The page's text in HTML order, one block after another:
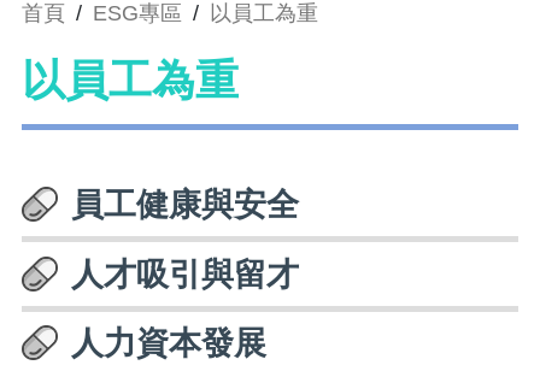
首頁 / ESG專區 / 以員工為重
以員工為重
員工健康與安全
人才吸引與留才
人力資本發展